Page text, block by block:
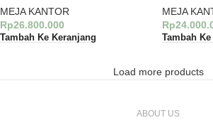
MEJA KANTOR
Rp26.800.000
Tambah Ke Keranjang
MEJA
Rp
Tambah
Load more products
ABOUT US